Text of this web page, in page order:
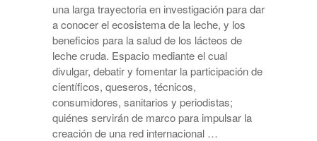
una larga trayectoria en investigación para dar
a conocer el ecosistema de la leche, y los
beneficios para la salud de los lácteos de
leche cruda. Espacio mediante el cual
divulgar, debatir y fomentar la participación de
científicos, queseros, técnicos,
consumidores, sanitarios y periodistas;
quiénes servirán de marco para impulsar la
creación de una red internacional …